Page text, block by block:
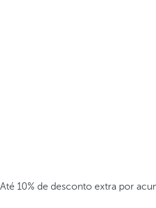
Até 10% de desconto extra por